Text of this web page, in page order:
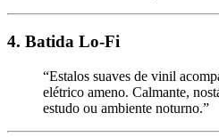
4. Batida Lo-Fi
“Estalos suaves de vinil
elétrico ameno. Calmante,
estudo ou ambiente noturno.”